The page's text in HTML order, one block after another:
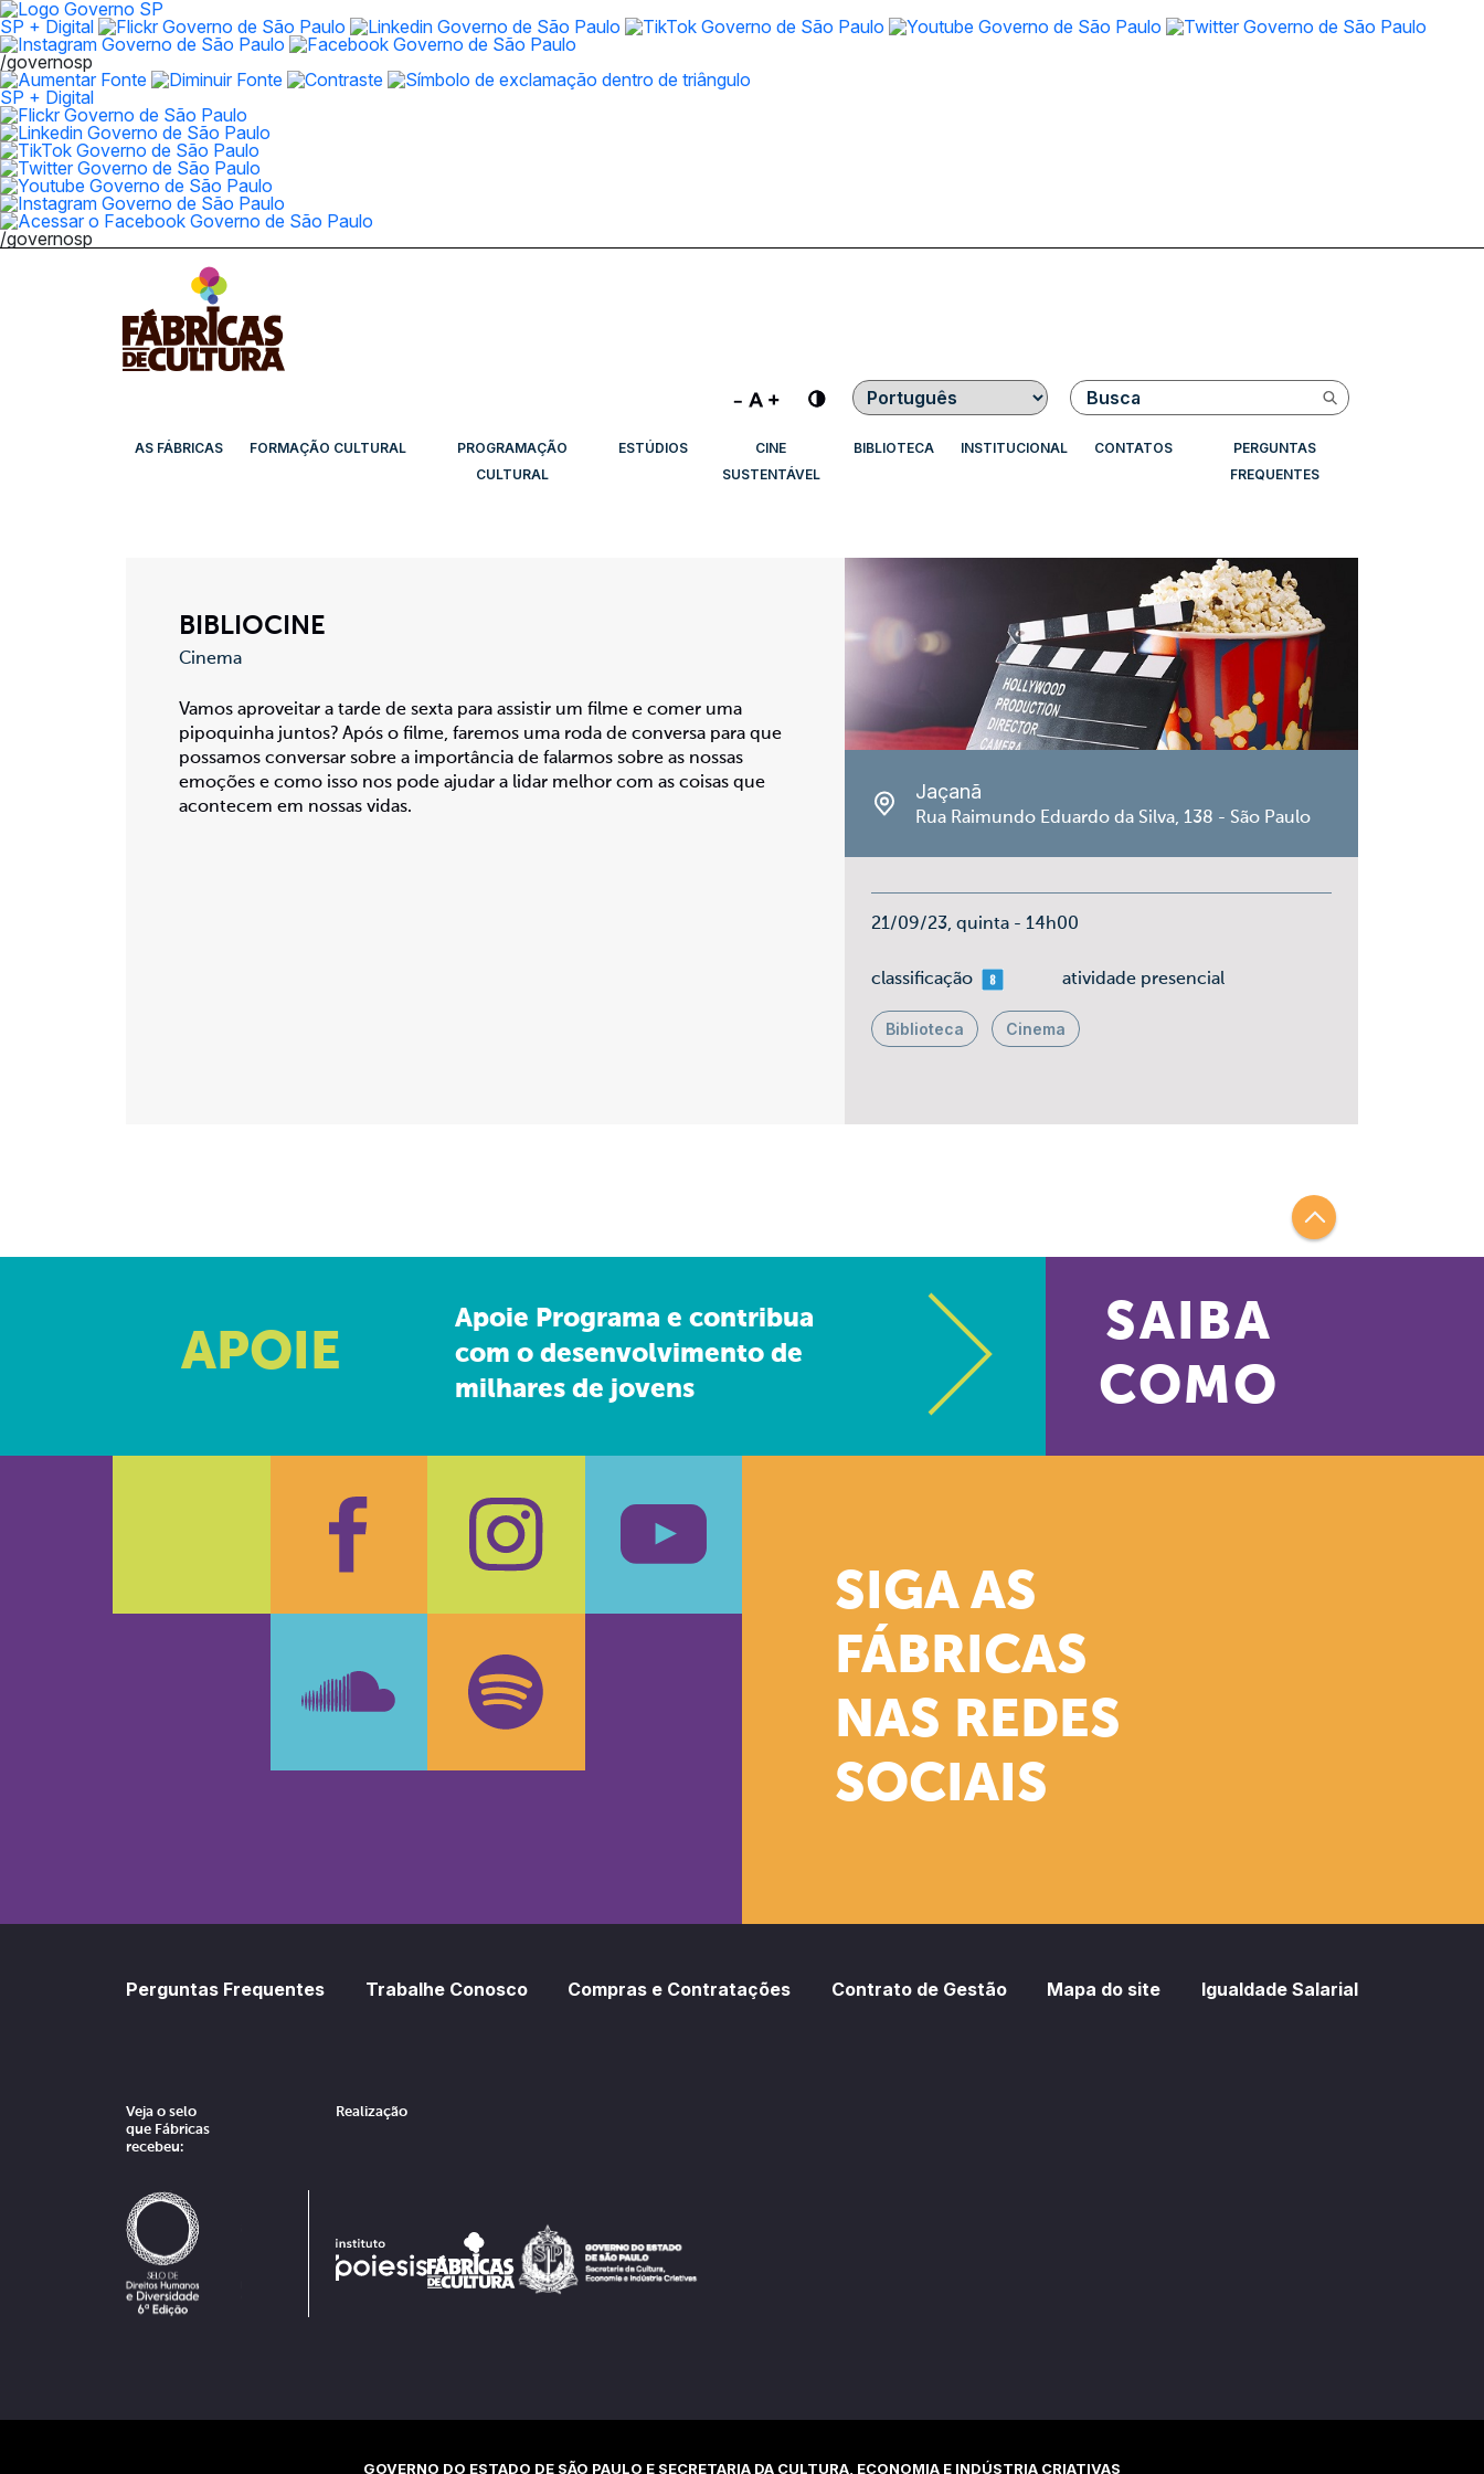
SP + Digital
/governosp
SP + Digital
/governosp
Contraste Buscar
AS FÁBRICAS FORMAÇÃO CULTURAL
PROGRAMAÇÃO
CULTURAL
ESTÚDIOS
CINE
SUSTENTÁVEL
BIBLIOTECA INSTITUCIONAL CONTATOS
PERGUNTAS
FREQUENTES
BIBLIOCINE
Cinema
Vamos aproveitar a tarde de sexta para assistir um filme e comer uma
pipoquinha juntos? Após o filme, faremos uma roda de conversa para que
possamos conversar sobre a importância de falarmos sobre as nossas
emoções e como isso nos pode ajudar a lidar melhor com as coisas que
acontecem em nossas vidas.
Jaçanã
Rua Raimundo Eduardo da Silva, 138 - São Paulo
21/09/23, quinta - 14h00
classificaçãomais 08 atividade presencial
Biblioteca Cinema
APOIE
Apoie Programa e contribua
com o desenvolvimento de
milhares de jovens
SAIBA
COMO
SIGA AS
FÁBRICAS
NAS REDES
SOCIAIS
FacebookInstagram
Perguntas Frequentes Trabalhe Conosco Compras e Contratações Contrato de Gestão Mapa do site Igualdade Salarial
Veja o selo
que Fábricas
recebeu:
Realização
GOVERNO DO ESTADO DE SÃO PAULO E SECRETARIA DA CULTURA, ECONOMIA E INDÚSTRIA CRIATIVAS